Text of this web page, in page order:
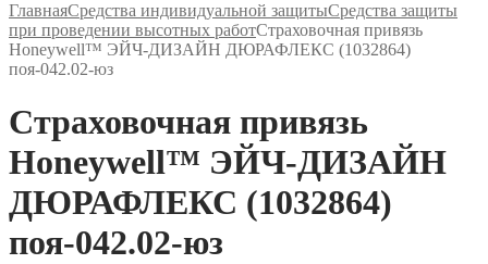
ГлавнаяСредства индивидуальной защитыСредства защиты
при проведении высотных работСтраховочная привязь
Honeywell™ ЭЙЧ-ДИЗАЙН ДЮРАФЛЕКС (1032864)
поя-042.02-юз
Страховочная привязь
Honeywell™ ЭЙЧ-ДИЗАЙН
ДЮРАФЛЕКС (1032864)
поя-042.02-юз